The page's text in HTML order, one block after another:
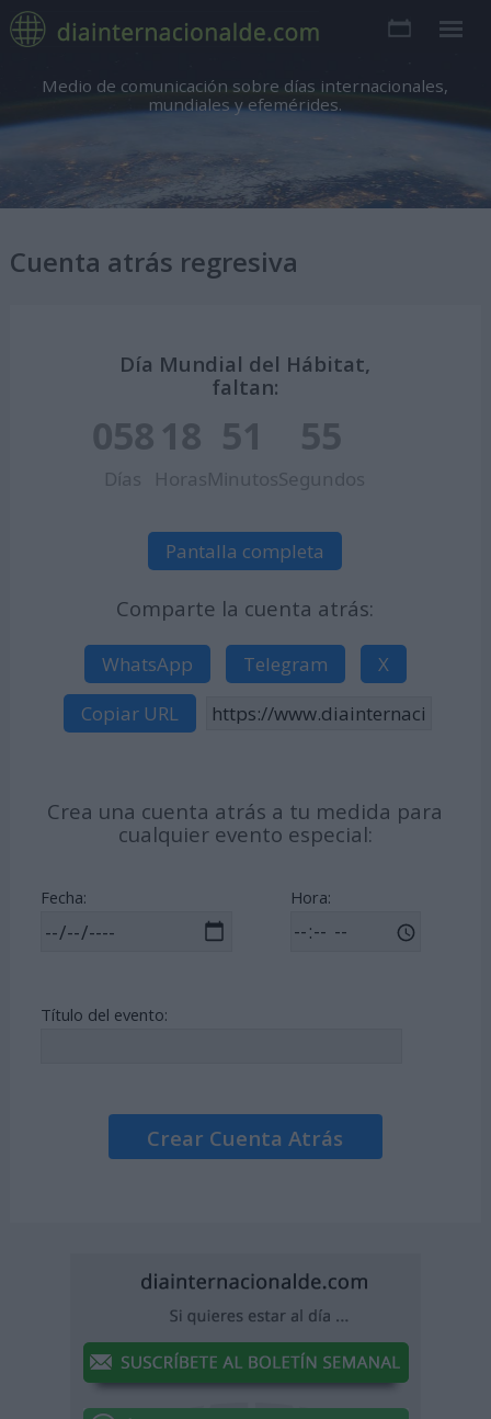
Medio de comunicación sobre días internacionales,
mundiales y efemérides.
Cuenta atrás regresiva
Día Mundial del Hábitat,
faltan:
058
Días
18
Horas
51
Minutos
54
Segundos
Pantalla completa
Comparte la cuenta atrás:
WhatsApp Telegram
X
Copiar URL
Crea una cuenta atrás a tu medida para
cualquier evento especial:
Fecha: Hora:
Título del evento:
Crear Cuenta Atrás